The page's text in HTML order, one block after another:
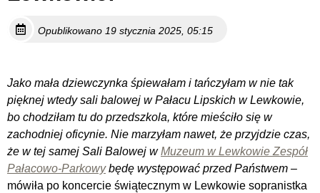
Opublikowano 19 stycznia 2025, 05:15
Jako mała dziewczynka śpiewałam i tańczyłam w nie tak
pięknej wtedy sali balowej w Pałacu Lipskich w Lewkowie,
bo chodziłam tu do przedszkola, które mieściło się w
zachodniej oficynie. Nie marzyłam nawet, że przyjdzie czas,
że w tej samej Sali Balowej wMuzeum w Lewkowie Zespół
Pałacowo-Parkowybędę występować przed Państwem –
mówiła po koncercie świątecznym w Lewkowie sopranistka